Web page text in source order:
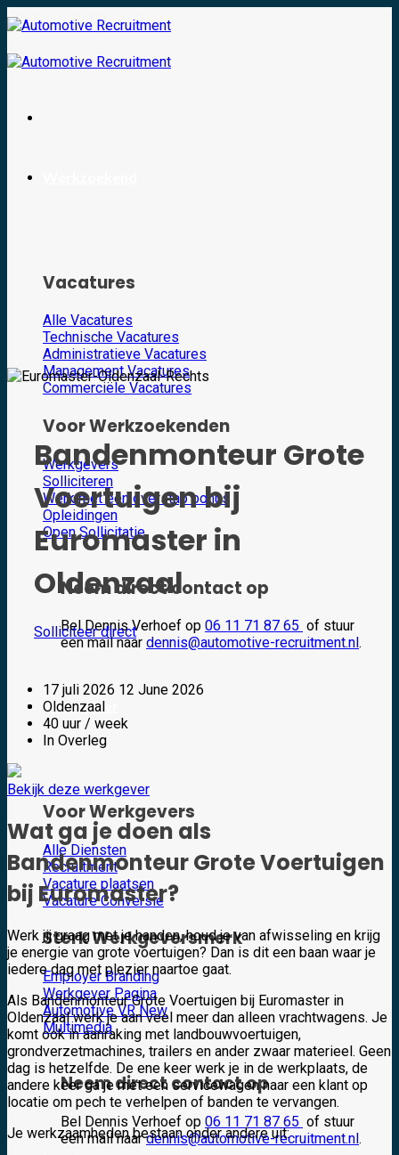
Skip
to
Vacatures
Alle Vacatures
Technische Vacatures
Administratieve Vacatures
Management Vacatures
Commerciële Vacatures
Voor Werkzoekenden
Werkgevers
Solliciteren
Werk met een overstap bonus
Opleidingen
Open Sollicitatie
Neem direct contact op
Bel Dennis Verhoef op 06 11 71 87 65 of stuur
een mail naar dennis@automotive-recruitment.nl .
Werkgever
Voor Werkgevers
Alle Diensten
Recruitment
Vacature plaatsen
Vacature Conversie
Sterk Werkgeversmerk
Employer Branding
Werkgever Pagina
Automotive VR
Multimedia
Neem direct contact op
Bel Dennis Verhoef op 06 11 71 87 65 of stuur
een mail naardennis@automotive-recruitment.nl.
Bandenmonteur Grote
Voertuigen bij
Euromaster in
Oldenzaal
Solliciteer direct
17 juli 2026 12 June 2026
Oldenzaal
40 uur / week
In Overleg
Bekijk deze werkgever
Wat ga je doen als
Bandenmonteur Grote Voertuigen
bij Euromaster?
Werk jij graag met je handen, houd je van afwisseling en krijg
je energie van grote voertuigen? Dan is dit een baan waar je
iedere dag met plezier naartoe gaat.
Als Bandenmonteur Grote Voertuigen bij Euromaster in
Oldenzaal werk je aan veel meer dan alleen vrachtwagens. Je
komt ook in aanraking met landbouwvoertuigen,
grondverzetmachines, trailers en ander zwaar materieel. Geen
dag is hetzelfde. De ene keer werk je in de werkplaats, de
andere keer ga je met een servicewagen naar een klant op
locatie om pech te verhelpen of banden te vervangen.
Je werkzaamheden bestaan onder andere uit: